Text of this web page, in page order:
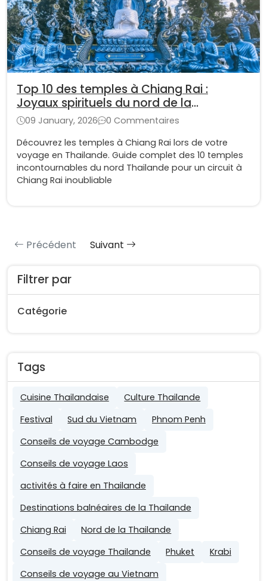
Filtrer par
Catégorie
Tags
Cuisine Thailandaise
Culture Thailande
Festival
Sud du Vietnam
Phnom Penh
Conseils de voyage Cambodge
Conseils de voyage Laos
activités à faire en Thailande
Destinations balnéaires de la Thailande
Chiang Rai
Nord de la Thailande
Conseils de voyage Thailande
Phuket
Krabi
Conseils de voyage au Vietnam
Top 10 des temples à Chiang Rai :
Joyaux spirituels du nord de la
Thaïlande
09 January, 2026
0 Commentaires
Découvrez les temples à Chiang Rai lors de votre
voyage en Thailande. Guide complet des 10 temples
incontournables du nord Thailande pour un circuit à
Chiang Rai inoubliable
Précédent Suivant